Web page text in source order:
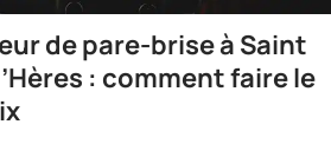
de pare-brise à Saint
: comment faire le